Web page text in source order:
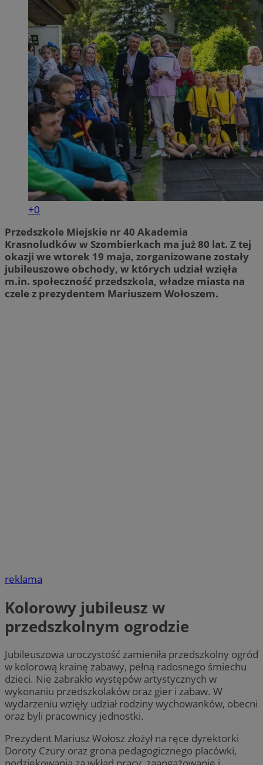
+0
Przedszkole Miejskie nr 40 Akademia
Krasnoludków w Szombierkach ma już 80 lat. Z tej
okazji we wtorek 19 maja, zorganizowane zostały
jubileuszowe obchody, w których udział wzięła
m.in. społeczność przedszkola, władze miasta na
czele z prezydentem Mariuszem Wołoszem.
reklama
Kolorowy jubileusz w
przedszkolnym ogrodzie
Jubileuszowa uroczystość zamieniła przedszkolny ogród
w kolorową krainę zabawy, pełną radosnego śmiechu
dzieci. Nie zabrakło występów artystycznych w
wykonaniu przedszkolaków oraz gier i zabaw. W
wydarzeniu wzięły udział rodziny wychowanków, obecni
oraz byli pracownicy jednostki.
Prezydent Mariusz Wołosz złożył na ręce dyrektorki
Doroty Czury oraz grona pedagogicznego placówki,